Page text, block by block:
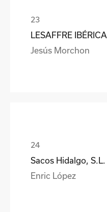
LESAFFRE IBÉRICA
Jesús Morchon
Sacos Hidalgo, S.L.
Enric López